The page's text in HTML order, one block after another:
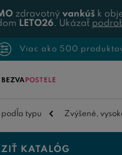
zdravotný vankúšk
LETO26. Ukázať
Viac ako 500
podľa typu Zvýšené,
KATALÓG